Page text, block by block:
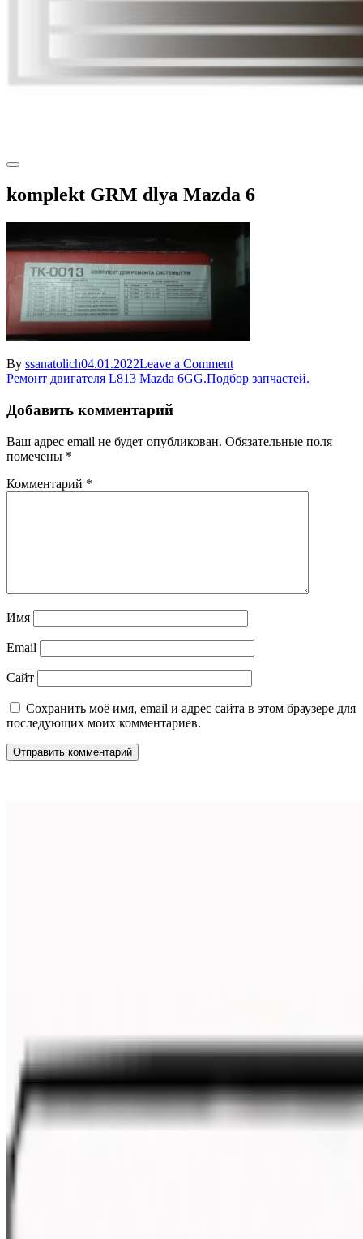
komplekt GRM dlya Mazda 6
By ssanatolich04.01.2022Leave a Commenton
komplekt
6
Навигация
по
записям
Ремонт двигателя L813 Mazda 6GG.Подбор запчастей.
Добавить комментарий
Ваш адрес email не будет опубликован. Обязательные поля
помечены *
Комментарий *
Имя
Email
Сайт
Сохранить моё имя, email и адрес сайта в этом браузере для
последующих моих комментариев.